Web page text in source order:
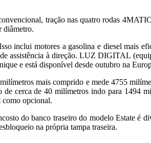
tração nas quatro rodas
diâmetro.
inclui motores a gasolina e diesel mais
assistência à direção. LUZ DIGITAL
e está disponível desde outubro na
mais comprido e mede 4755
cerca de 40 milímetros indo para 1494
como opcional.
do banco traseiro do modelo Estate
na própria tampa traseira.